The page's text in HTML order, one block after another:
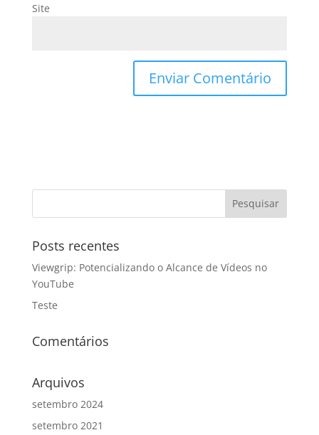
Site
Posts recentes
Viewgrip: Potencializando o Alcance de Vídeos no
YouTube
Teste
Comentários
Arquivos
setembro 2024
setembro 2021